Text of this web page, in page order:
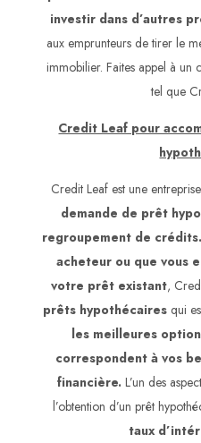
investir dans d’autres
aux emprunteurs de tirer le
immobilier. Faites appel à un
tel que
Credit Leaf pour
Credit Leaf est une
demande de prêt
regroupement de crédits.
acheteur ou que vous
votre prêt existant,
prêts hypothécairesqui
les meilleures
correspondent à vos
financière. L’un des
l’obtention d’un prêt
taux